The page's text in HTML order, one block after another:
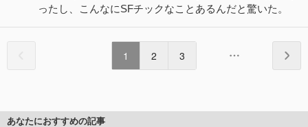
ったし、こんなにSFチックなことあるんだと驚いた。
1 2 3
あなたにおすすめの記事